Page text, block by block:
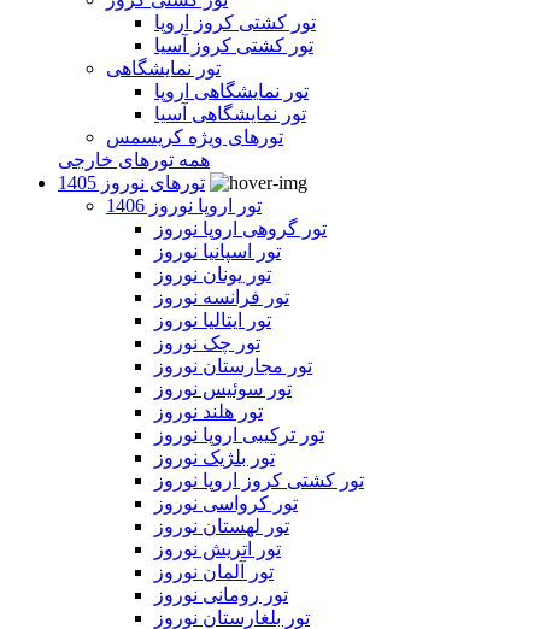
تور کشتی کروز اروپا
تور کشتی کروز آسیا
تور نمایشگاهی
تور نمایشگاهی اروپا
تور نمایشگاهی آسیا
تورهای ویژه کریسمس
همه تورهای خارجی
تورهای نوروز 1405
تور اروپا نوروز 1406
تور گروهی اروپا نوروز
تور اسپانیا نوروز
تور یونان نوروز
تور فرانسه نوروز
تور ایتالیا نوروز
تور چک نوروز
تور مجارستان نوروز
تور سوئیس نوروز
تور هلند نوروز
تور ترکیبی اروپا نوروز
تور بلژیک نوروز
تور کشتی کروز اروپا نوروز
تور کرواسی نوروز
تور لهستان نوروز
تور اتریش نوروز
تور آلمان نوروز
تور رومانی نوروز
تور بلغارستان نوروز